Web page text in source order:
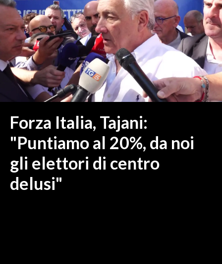
SULCIS IGLESIENTE
MEDIO CAMPIDANO
ORISTANO E PROVINCIA
SASSARI E PROVINCIA
GALLURA
NUORO E PROVINCIA
OGLIASTRA
ITALIA
MONDO
POLITICA
Forza Italia, Tajani:
"Puntiamo al 20%, da noi
gli elettori di centro
delusi"